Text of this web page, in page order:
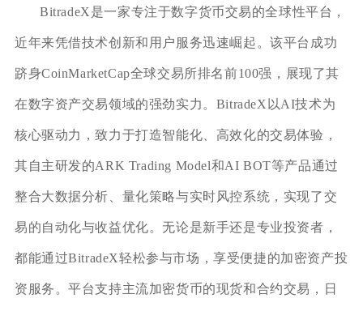
BitradeX是一家专注于数字货币交易的全球性平台，
近年来凭借技术创新和用户服务迅速崛起。该平台成功
跻身CoinMarketCap全球交易所排名前100强，展现了其
在数字资产交易领域的强劲实力。BitradeX以AI技术为
核心驱动力，致力于打造智能化、高效化的交易体验，
其自主研发的ARK Trading Model和AI BOT等产品通过
整合大数据分析、量化策略与实时风控系统，实现了交
易的自动化与收益优化。无论是新手还是专业投资者，
都能通过BitradeX轻松参与市场，享受便捷的加密资产投
资服务。平台支持主流加密货币的现货和合约交易，日